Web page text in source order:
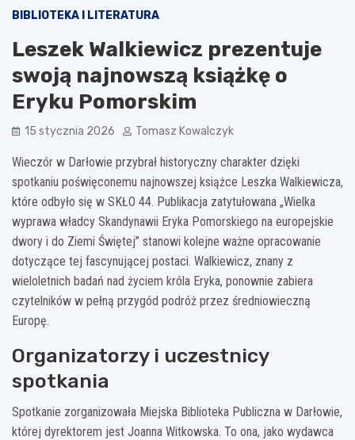
BIBLIOTEKA I LITERATURA
Leszek Walkiewicz prezentuje
swoją najnowszą książkę o
Eryku Pomorskim
15 stycznia 2026 Tomasz Kowalczyk
Wieczór w Darłowie przybrał historyczny charakter dzięki
spotkaniu poświęconemu najnowszej książce Leszka Walkiewicza,
które odbyło się w SKŁO 44. Publikacja zatytułowana „Wielka
wyprawa władcy Skandynawii Eryka Pomorskiego na europejskie
dwory i do Ziemi Świętej” stanowi kolejne ważne opracowanie
dotyczące tej fascynującej postaci. Walkiewicz, znany z
wieloletnich badań nad życiem króla Eryka, ponownie zabiera
czytelników w pełną przygód podróż przez średniowieczną
Europę.
Organizatorzy i uczestnicy
spotkania
Spotkanie zorganizowała Miejska Biblioteka Publiczna w Darłowie,
której dyrektorem jest Joanna Witkowska. To ona, jako wydawca